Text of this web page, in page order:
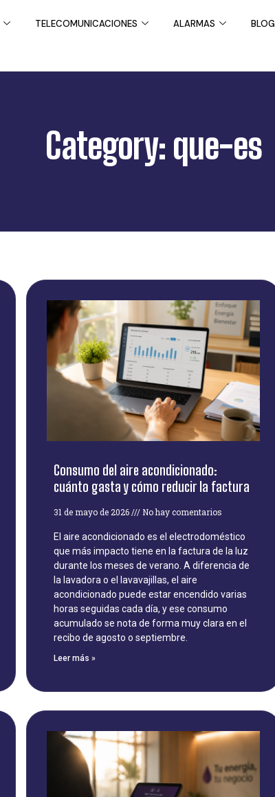
TELECOMUNICACIONES ALARMAS BLOG
Category: que-es
Consumo del aire acondicionado:
cuánto gasta y cómo reducir la factura
31 de mayo de 2026 No hay comentarios
El aire acondicionado es el electrodoméstico
que más impacto tiene en la factura de la luz
durante los meses de verano. A diferencia de
la lavadora o el lavavajillas, el aire
acondicionado puede estar encendido varias
horas seguidas cada día, y ese consumo
acumulado se nota de forma muy clara en el
recibo de agosto o septiembre.
Leer más »